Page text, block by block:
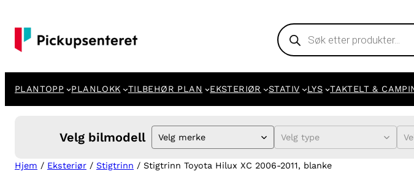
innhold
Products
search
PLANTOPP PLANLOKK TILBEHØR PLAN EKSTERIØR STATIV LYS TAKTELT &
Velg bilmodell Velg merke Velg type
Hjem / Eksteriør / Stigtrinn / Stigtrinn Toyota Hilux XC 2006-2011, blanke